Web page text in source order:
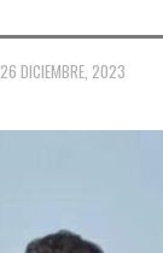
26 DICIEMBRE, 2023